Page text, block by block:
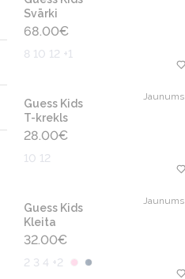
Svārki
68.00€
8 10 12 +1
Jaunums
Guess Kids
T-krekls
28.00€
10 12
Jaunums
Guess Kids
Kleita
32.00€
2 3 4 +2